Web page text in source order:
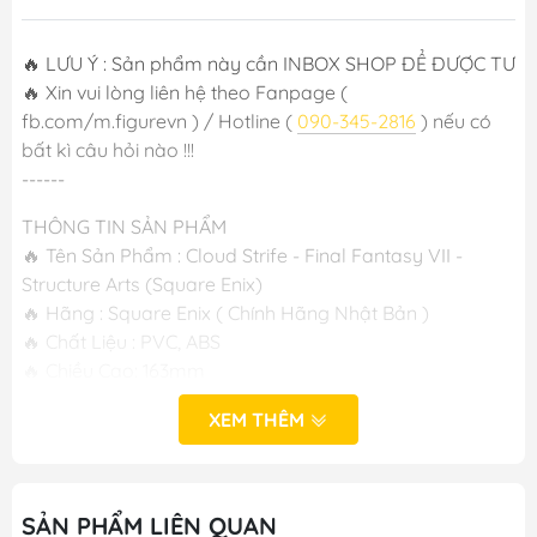
🔥 LƯU Ý : Sản phẩm này cần INBOX SHOP ĐỂ ĐƯỢC TƯ
🔥 Xin vui lòng liên hệ theo Fanpage (
fb.com/m.figurevn ) / Hotline ( 090-345-2816 ) nếu có
bất kì câu hỏi nào !!!
------
THÔNG TIN SẢN PHẨM
🔥 Tên Sản Phẩm : Cloud Strife - Final Fantasy VII -
Structure Arts (Square Enix)
🔥 Hãng : Square Enix ( Chính Hãng Nhật Bản )
🔥 Chất Liệu : PVC, ABS
🔥 Ngày Phát Hành: T1/2026
🔥Cơ sở 1: Số 50 Ngõ 83 Ngọc Hồi - Hoàng Liệt - Hoàng
XEM THÊM
SẢN PHẨM LIÊN QUAN